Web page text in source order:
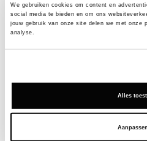
We gebruiken cookies om content en
social media te bieden en om ons
jouw gebruik van onze site delen we met onze
analyse.
Alles
Aanpassen
Gerelateerde